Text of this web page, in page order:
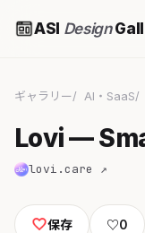
ASI Design
ギャラリー AI・SaaS
Lovi —
lovi.care ↗
保存 ♡0